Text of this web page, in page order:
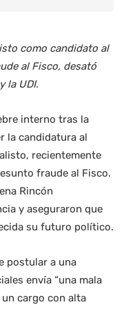
como candidato al
al Fisco, desató
la UDI.
interno tras la
la candidatura al
recientemente
fraude al Fisco.
Rincón
y aseguraron que
su futuro político.
postular a una
envía “una mala
un cargo con alta